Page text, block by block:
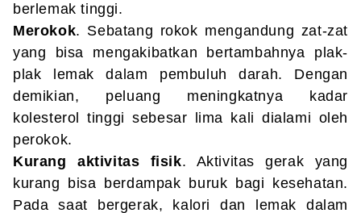
berlemak tinggi.
Merokok. Sebatang rokok mengandung zat-zat
yang bisa mengakibatkan bertambahnya plak-
plak lemak dalam pembuluh darah. Dengan
demikian, peluang meningkatnya kadar
kolesterol tinggi sebesar lima kali dialami oleh
perokok.
Kurang aktivitas fisik. Aktivitas gerak yang
kurang bisa berdampak buruk bagi kesehatan.
Pada saat bergerak, kalori dan lemak dalam